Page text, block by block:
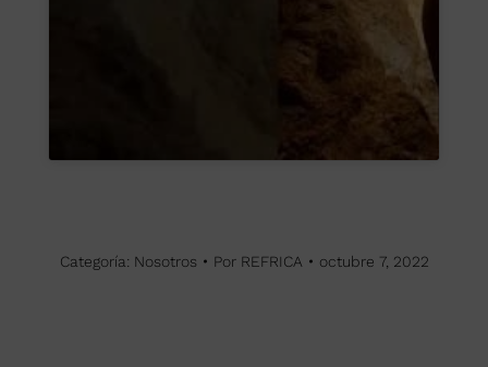
Categoría: Nosotros Por REFRICA octubre 7, 2022